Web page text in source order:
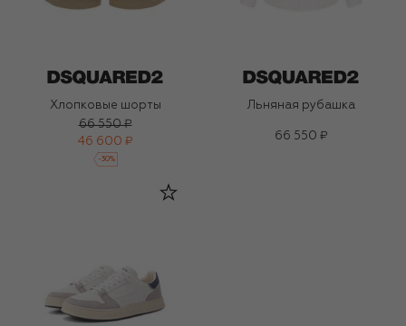
Хлопковые шорты
66 550 ₽
46 600 ₽
-30%
Льняная рубашка
66 550 ₽